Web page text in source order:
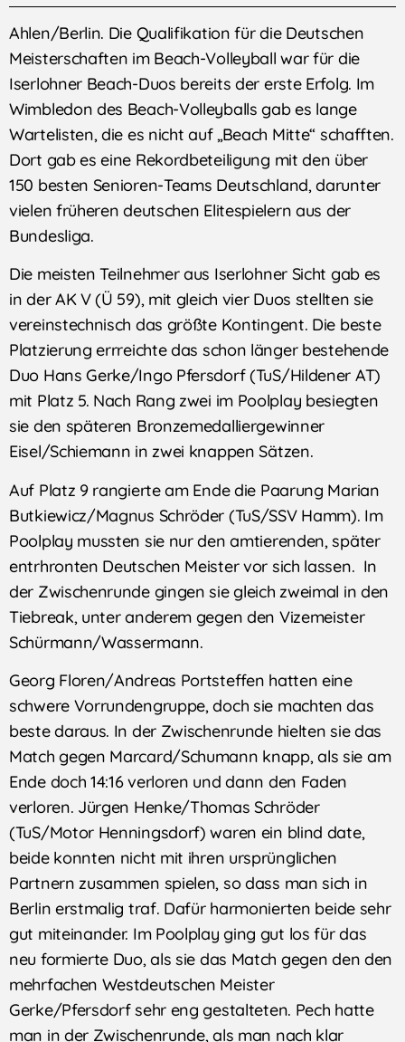
Ahlen/Berlin. Die Qualifikation für die Deutschen
Meisterschaften im Beach-Volleyball war für die
Iserlohner Beach-Duos bereits der erste Erfolg. Im
Wimbledon des Beach-Volleyballs gab es lange
Wartelisten, die es nicht auf „Beach Mitte“ schafften.
Dort gab es eine Rekordbeteiligung mit den über
150 besten Senioren-Teams Deutschland, darunter
vielen früheren deutschen Elitespielern aus der
Bundesliga.
Die meisten Teilnehmer aus Iserlohner Sicht gab es
in der AK V (Ü 59), mit gleich vier Duos stellten sie
vereinstechnisch das größte Kontingent. Die beste
Platzierung errreichte das schon länger bestehende
Duo Hans Gerke/Ingo Pfersdorf (TuS/Hildener AT)
mit Platz 5. Nach Rang zwei im Poolplay besiegten
sie den späteren Bronzemedalliergewinner
Eisel/Schiemann in zwei knappen Sätzen.
Auf Platz 9 rangierte am Ende die Paarung Marian
Butkiewicz/Magnus Schröder (TuS/SSV Hamm). Im
Poolplay mussten sie nur den amtierenden, später
entrhronten Deutschen Meister vor sich lassen. In
der Zwischenrunde gingen sie gleich zweimal in den
Tiebreak, unter anderem gegen den Vizemeister
Schürmann/Wassermann.
Georg Floren/Andreas Portsteffen hatten eine
schwere Vorrundengruppe, doch sie machten das
beste daraus. In der Zwischenrunde hielten sie das
Match gegen Marcard/Schumann knapp, als sie am
Ende doch 14:16 verloren und dann den Faden
verloren. Jürgen Henke/Thomas Schröder
(TuS/Motor Henningsdorf) waren ein blind date,
beide konnten nicht mit ihren ursprünglichen
Partnern zusammen spielen, so dass man sich in
Berlin erstmalig traf. Dafür harmonierten beide sehr
gut miteinander. Im Poolplay ging gut los für das
neu formierte Duo, als sie das Match gegen den den
mehrfachen Westdeutschen Meister
Gerke/Pfersdorf sehr eng gestalteten. Pech hatte
man in der Zwischenrunde, als man nach klar